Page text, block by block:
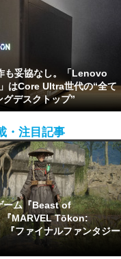
も妥協なし。「Lenovo
はCore Ultra世代の“全て
デスクトップ”
・注目記事
ーム『Beast of
MARVEL Tōkon:
ファイナルファンタジー